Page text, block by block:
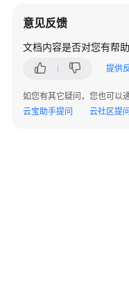
计
费
成
管
理
意见反馈
文档内容是否对您有帮助
提供
如您有其它疑问，您也可以
云宝助手提问
云社区提问